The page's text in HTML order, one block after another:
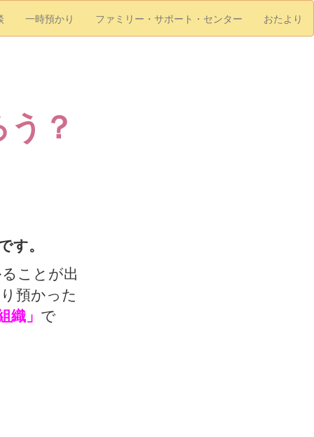
一時預かり ファミリー・サポート・センター おたより
？
す。
ことが出
預かった
」 で